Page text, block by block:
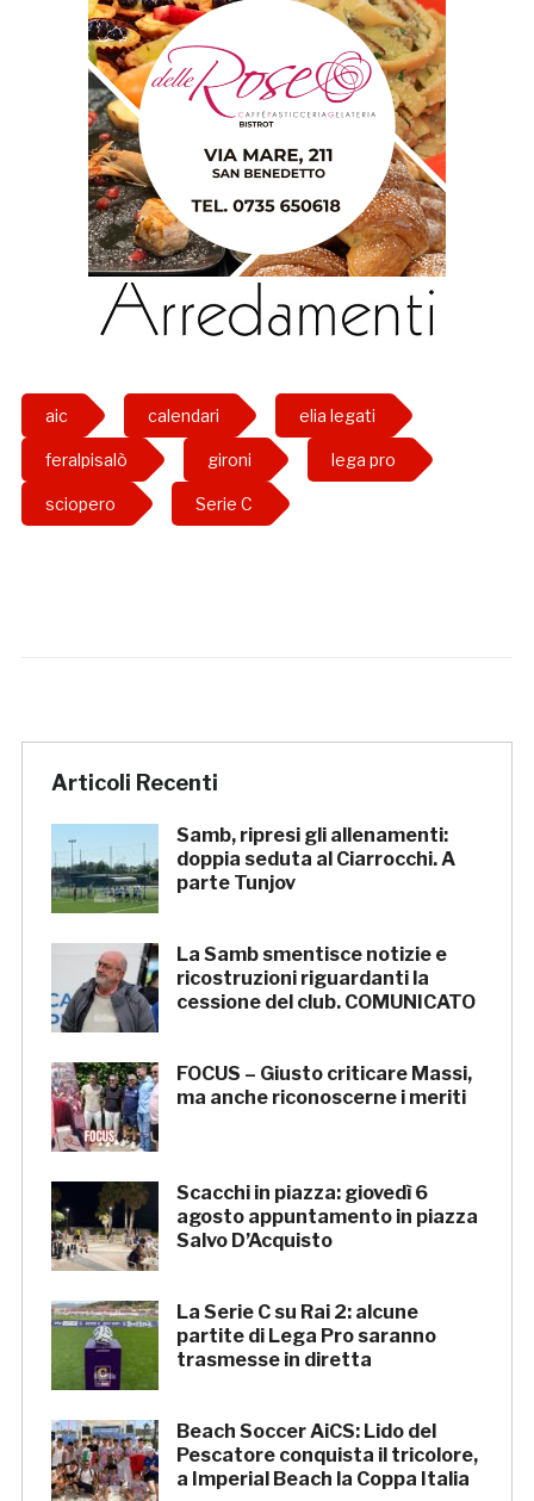
aic calendari elia legati
feralpisalò gironi lega pro
sciopero Serie C
Articoli Recenti
Samb, ripresi gli allenamenti:
doppia seduta al Ciarrocchi. A
parte Tunjov
La Samb smentisce notizie e
ricostruzioni riguardanti la
cessione del club. COMUNICATO
FOCUS – Giusto criticare Massi,
ma anche riconoscerne i meriti
Scacchi in piazza: giovedì 6
agosto appuntamento in piazza
Salvo D’Acquisto
La Serie C su Rai 2: alcune
partite di Lega Pro saranno
trasmesse in diretta
Beach Soccer AiCS: Lido del
Pescatore conquista il tricolore,
a Imperial Beach la Coppa Italia